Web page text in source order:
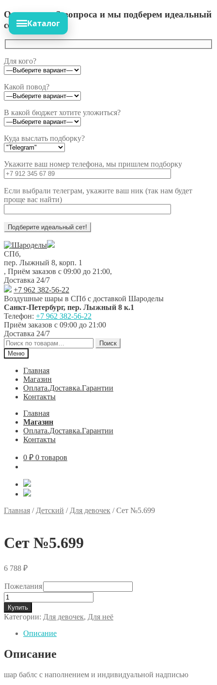
Ответьте на 3 вопроса и мы подберем идеальный
сет!
Для кого?
Какой повод?
В какой бюджет хотите уложиться?
Куда выслать подборку?
Укажите ваш номер телефона, мы пришлем подборку
Если выбрали телеграм, укажите ваш ник (так нам будет
проще вас найти)
Перейти
к
навигации
Перейти
к
содержимому
СПб,
пер. Лыжный 8, корп. 1
, Приём заказов с 09:00 до 21:00,
Доставка 24/7
+7 962 382-56-22
Воздушные шары в СПб с доставкой Шароделы
Санкт-Петербург, пер. Лыжный 8 к.1
Телефон: +7 962 382-56-22
Приём заказов с 09:00 до 21:00
Доставка 24/7
Искать:
Поиск
Меню
Главная
Магазин
Оплата.Доставка.Гарантии
Контакты
Главная
Магазин
Оплата.Доставка.Гарантии
Контакты
0 ₽ 0 товаров
Каталог
Главная / Детский / Для девочек /Сет №5.699
Сет №5.699
6 788 ₽
Пожелания
Количество
товара
Сет
№5.699
Купить
Категории: Для девочек, Для неё
Описание
Описание
шар баблс с наполнением и индивидуальной надписью